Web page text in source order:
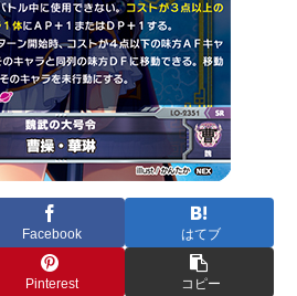
Facebook はてブ
Pinterest コピー